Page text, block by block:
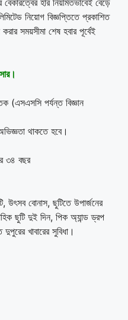
নিয়োগ বিজ্ঞপ্তিতে প্রকাশিত
সময়সীমা শেষ হবার পূর্বেই
(এসএসসি পর্যন্ত বিজ্ঞান
থাকতে হবে।
৩৪ বছর
উৎসব বোনাস, ছুটিতে উপার্জনের
ছুটি দুই দিন, পিক অ্যান্ড ড্রপ
খাবারের সুবিধা।